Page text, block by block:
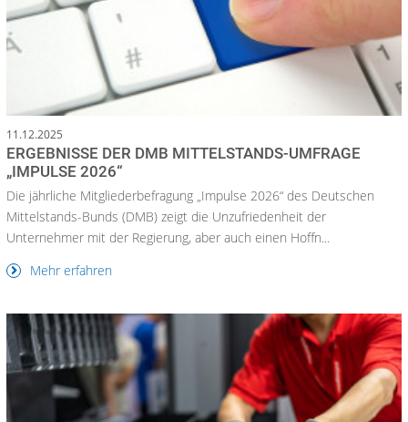
11.12.2025
ERGEBNISSE DER DMB MITTELSTANDS-UMFRAGE
„IMPULSE 2026“
Die jährliche Mitgliederbefragung „Impulse 2026“ des Deutschen
Mittelstands-Bunds (DMB) zeigt die Unzufriedenheit der
Unternehmer mit der Regierung, aber auch einen Hoffn...
Mehr erfahren